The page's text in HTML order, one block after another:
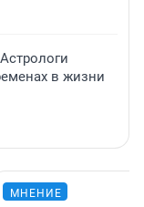
в жизни
МНЕНИЕ